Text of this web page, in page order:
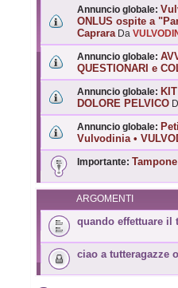
Annuncio globale:
ONLUS ospite a
CapraraDa
Annuncio globale:
QUESTIONARI e
Annuncio globale:
DOLORE PELVICO
Annuncio globale:
Vulvodinia •
Importante:
ARGOMENTI
quando effettuare il
ciao a tutteragazze